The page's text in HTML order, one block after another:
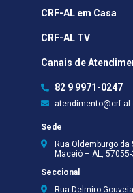
CRF-AL em Casa
CRF-AL TV
Canais de
82 9 9971-0247
atendimento@crf-
Sede
Rua Oldemburgo da
Maceió – AL,
Seccional
Rua Delmiro